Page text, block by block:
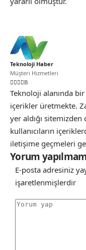
Teknoloji Haber
Müşteri Hizmetleri
Teknoloji alanında
içerikler üretmekte.
yer aldığı
kullanıcıların
iletişime geçmeleri
Yorum
E-posta adresiniz
işaretlenmişlerdir